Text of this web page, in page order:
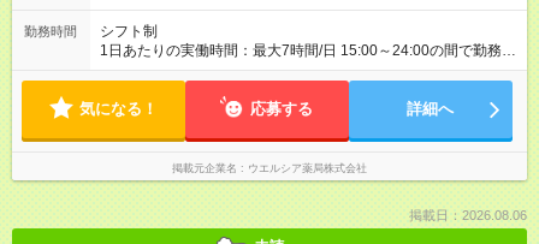
勤務時間
シフト制
1日あたりの実働時間：最大7時間/日 15:00～24:00の間で勤務時
間応相談 ☆勤務日数・曜日応相談
気になる！ 応募する 詳細へ
掲載元企業名 ウエルシア薬局株式会社
掲載日：2026.08.06